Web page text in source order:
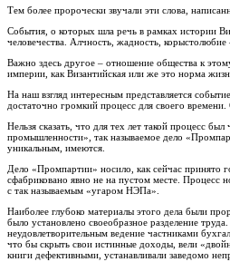
Тем более пророчески звучали эти слова,
События, о которых шла речь в рамках истории
человечества. Алчность, жадность,
Важно здесь другое – отношение общества к
империи, как Византийская или же это норма
На наш взгляд интересным представляется
достаточно громкий процесс для своего
Нельзя сказать, что для тех лет такой процесс
промышленности», так называемое дело
уникальным, имеются.
Дело «Промпартии» носило, как сейчас принято
сфабриковано явно не на пустом месте. Процесс
с так называемым «угаром НЭПа».
Наиболее глубоко материалы этого дела были
было установлено своеобразное разделение
неудовлетворительным ведение частниками
что бы скрыть свои истинные доходы, вели
книги дефективными, устанавливали заведомо